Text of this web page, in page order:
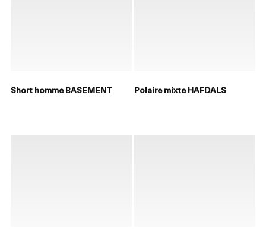
Short homme BASEMENT Polaire mixte HAFDALS